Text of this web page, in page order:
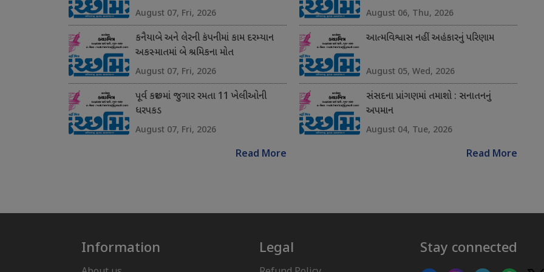
August 07, Fri, 2026
કનૈયાબે અને લેરની કંપનીમાં કામ દરમ્યાન
અકસ્માતમાં બે શ્રમિકના મોત
August 07, Fri, 2026
પૂર્વ કચ્છમાં જુગાર રમતા 11 ખેલીઓની
ધરપકડ
August 07, Fri, 2026
Read More
August 06, Thu, 2026
આત્મવિશ્વાસ નહીં અહંકારનું પરિણામ
August 05, Wed, 2026
સંસદના પ્રાંગણમાં તમાશો : સનાતનનું
અપમાન
August 04, Tue, 2026
Read More
Information Legal Stay connected